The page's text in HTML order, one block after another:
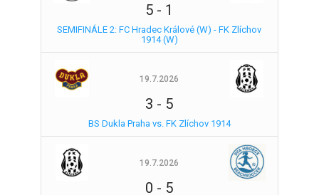
5 - 1
SEMIFINÁLE 2: FC Hradec Králové (W) - FK Zlíchov
1914 (W)
19.7.2026
3 - 5
BS Dukla Praha vs. FK Zlíchov 1914
19.7.2026
0 - 5